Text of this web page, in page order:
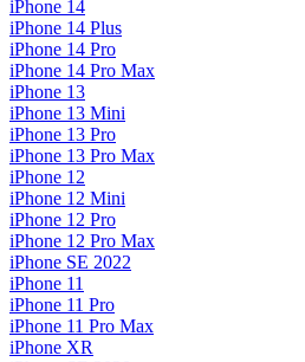
iPhone 14
iPhone 14 Plus
iPhone 14 Pro
iPhone 14 Pro Max
iPhone 13
iPhone 13 Mini
iPhone 13 Pro
iPhone 13 Pro Max
iPhone 12
iPhone 12 Mini
iPhone 12 Pro
iPhone 12 Pro Max
iPhone SE 2022
iPhone 11
iPhone 11 Pro
iPhone 11 Pro Max
iPhone XR